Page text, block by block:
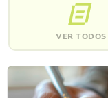
VER TODOS